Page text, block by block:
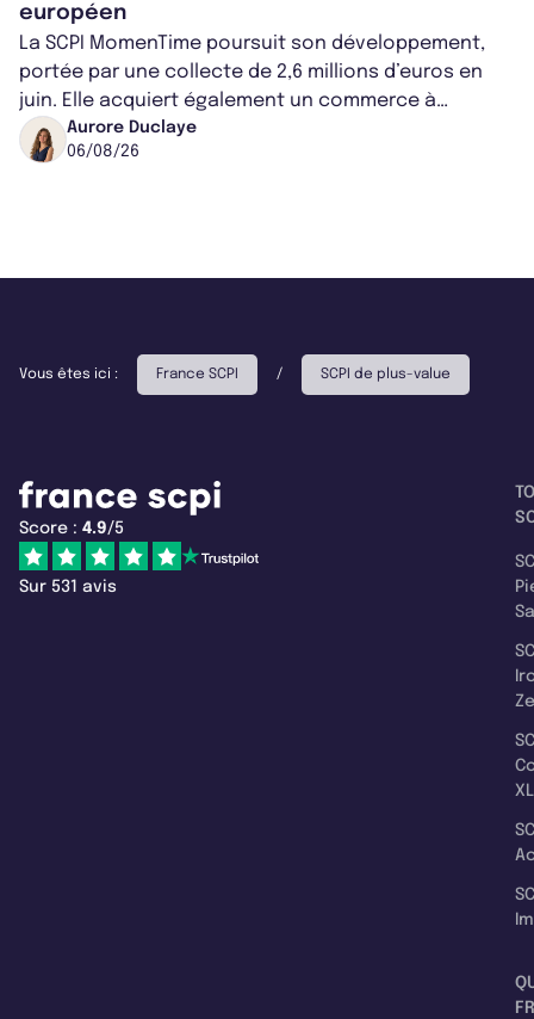
européen
La SCPI MomenTime poursuit son développement,
portée par une collecte de 2,6 millions d’euros en
juin. Elle acquiert également un commerce à
Worcester, place une plateforme logisti...
Aurore Duclaye
06/08/26
Vous êtes ici : France SCPI / SCPI de plus-value
Score : 4.9/5
Sur 531 avis
XL